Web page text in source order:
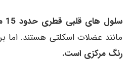
سلول های قلبی قطری حدود 15 میکرومتر و طولی بین 85 تا 100 میکرومتر دارند.
مانند عضلات اسکلتی هستند.
رنگ مرکزی است.